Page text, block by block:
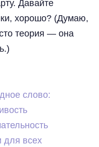
Давайте
хорошо? (Думаю,
теория — она
слово:
для всех